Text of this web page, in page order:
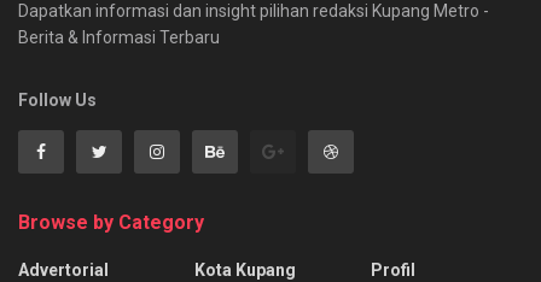
Dapatkan informasi dan insight pilihan redaksi Kupang Metro -
Berita & Informasi Terbaru
Follow Us
Browse by Category
Advertorial
Kota Kupang
Profil